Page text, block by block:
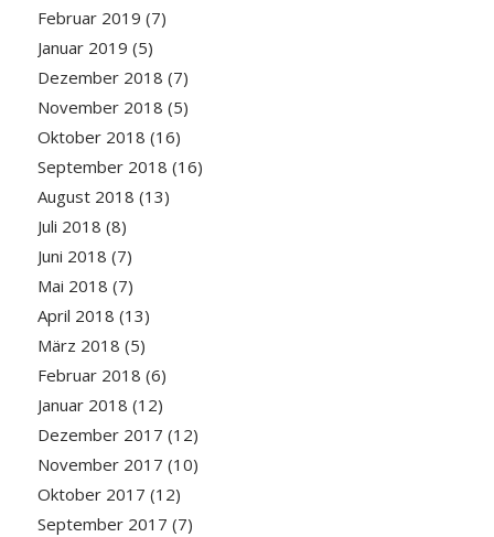
Februar 2019 (7)
Januar 2019 (5)
Dezember 2018 (7)
November 2018 (5)
Oktober 2018 (16)
September 2018 (16)
August 2018 (13)
Juli 2018 (8)
Juni 2018 (7)
Mai 2018 (7)
April 2018 (13)
März 2018 (5)
Februar 2018 (6)
Januar 2018 (12)
Dezember 2017 (12)
November 2017 (10)
Oktober 2017 (12)
September 2017 (7)